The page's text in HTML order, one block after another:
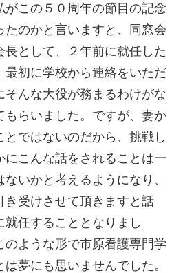
がこの５０周年の節目の記念
たのかと言いますと、同窓会
長として、２年前に就任した
最初に学校から連絡をいただ
そんな大役が務まるわけがな
もらいました。ですが、妻か
とではないのだから、挑戦し
にこんな話をされることは一
いかと考えるようになり、
き受けさせて頂きますと話
就任することとなりまし
ような形で市原看護専門学
夢にも思いませんでした。